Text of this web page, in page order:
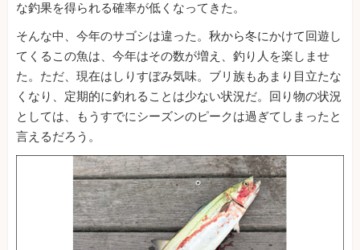
な釣果を得られる確率が低くなってきた。
そんな中、今年のサゴシは違った。秋から冬にかけて回遊し
てくるこの魚は、今年はその数が増え、釣り人を楽しませ
た。ただ、現在はしりすぼみ気味。ブリ族もあまり目立たな
くなり、定期的に釣れることは少ない状況だ。回り物の状況
としては、もうすでにシーズンのピークは過ぎてしまったと
言えるだろう。